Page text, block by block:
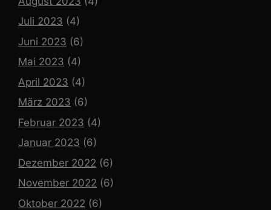
Juli 2023 (4)
Juni 2023 (6)
Mai 2023 (4)
April 2023 (4)
März 2023 (6)
Februar 2023 (4)
Januar 2023 (6)
Dezember 2022 (6)
November 2022 (6)
Oktober 2022 (6)